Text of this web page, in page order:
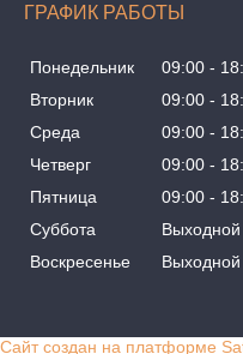
ГРАФИК РАБОТЫ
Понедельник 09:00
Вторник
09:00
Среда
09:00
Четверг
09:00
Пятница
09:00
Суббота
Выходной
Воскресенье
Выходной
Сайт создан на платформе